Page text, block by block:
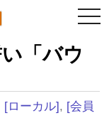
「バウ
[ローカル], [会員